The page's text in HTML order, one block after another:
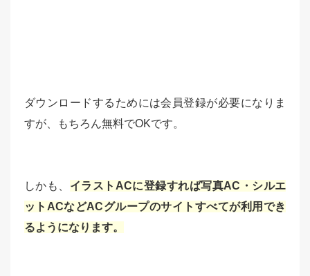
ダウンロードするためには会員登録が必要になりま
すが、もちろん無料でOKです。
しかも、 イラストACに登録すれば写真AC・シルエ
ットACなどACグループのサイトすべてが利用でき
るようになります。